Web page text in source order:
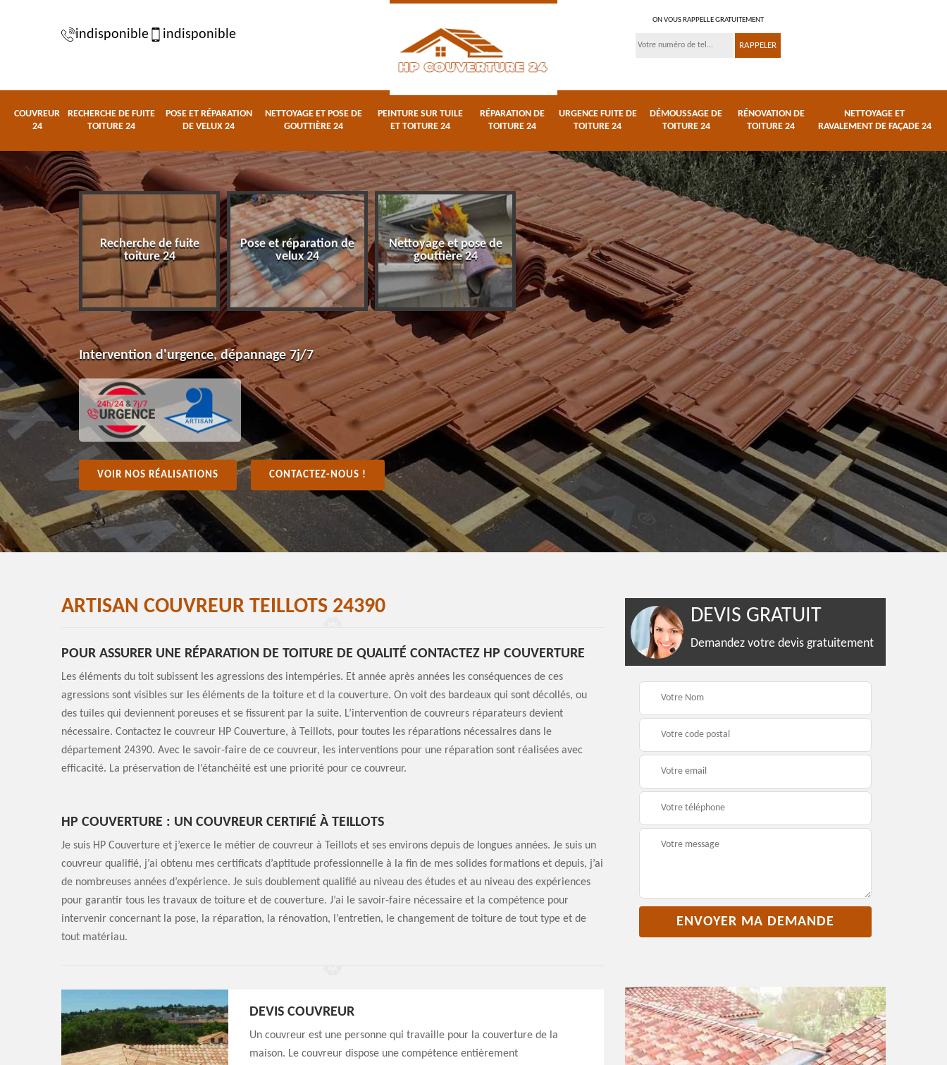
indisponible indisponible
ON VOUS RAPPELLE GRATUITEMENT
COUVREUR
24
RECHERCHE DE FUITE
TOITURE 24
POSE ET RÉPARATION
DE VELUX 24
NETTOYAGE ET POSE DE
GOUTTIÈRE 24
PEINTURE SUR TUILE
ET TOITURE 24
RÉPARATION DE
TOITURE 24
URGENCE FUITE DE
TOITURE 24
DÉMOUSSAGE DE
TOITURE 24
RÉNOVATION DE
TOITURE 24
NETTOYAGE ET
RAVALEMENT DE FAÇADE 24
24
Recherche de fuite
toiture 24
Pose et réparation de
velux 24
Nettoyage et pose de
gouttière 24
Peinture sur tuile et
toiture 24
Réparation de toiture
24
Urgence fuite de
toiture 24
Intervention d'urgence, dépannage 7j/7
VOIR NOS RÉALISATIONS CONTACTEZ-NOUS !
ARTISAN COUVREUR TEILLOTS 24390
POUR ASSURER UNE RÉPARATION DE TOITURE DE QUALITÉ CONTACTEZ HP COUVERTURE
Les éléments du toit subissent les agressions des intempéries. Et année après années les conséquences de ces
agressions sont visibles sur les éléments de la toiture et d la couverture. On voit des bardeaux qui sont décollés, ou
des tuiles qui deviennent poreuses et se fissurent par la suite. L’intervention de couvreurs réparateurs devient
nécessaire. Contactez le couvreur HP Couverture, à Teillots, pour toutes les réparations nécessaires dans le
département 24390. Avec le savoir-faire de ce couvreur, les interventions pour une réparation sont réalisées avec
efficacité. La préservation de l’étanchéité est une priorité pour ce couvreur.
HP COUVERTURE : UN COUVREUR CERTIFIÉ À TEILLOTS
Je suis HP Couverture et j’exerce le métier de couvreur à Teillots et ses environs depuis de longues années. Je suis un
couvreur qualifié, j’ai obtenu mes certificats d’aptitude professionnelle à la fin de mes solides formations et depuis, j’ai
de nombreuses années d’expérience. Je suis doublement qualifié au niveau des études et au niveau des expériences
pour garantir tous les travaux de toiture et de couverture. J’ai le savoir-faire nécessaire et la compétence pour
intervenir concernant la pose, la réparation, la rénovation, l’entretien, le changement de toiture de tout type et de
tout matériau.
DEVIS COUVREUR
Un couvreur est une personne qui travaille pour la couverture de la
maison. Le couvreur dispose une compétence entièrement
DEVIS GRATUIT
Demandez votre devis gratuitement